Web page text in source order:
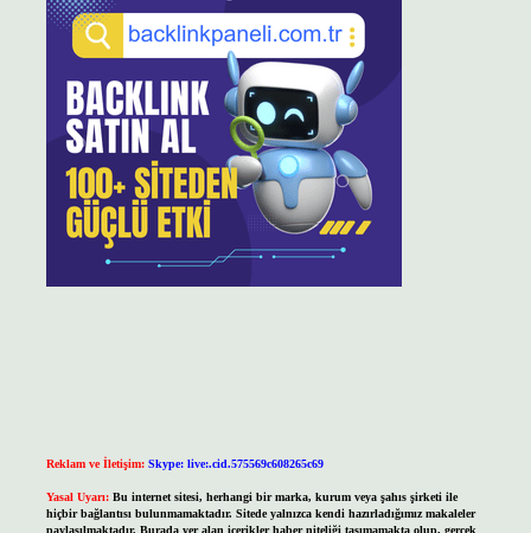
Reklam ve İletişim: Skype: live:.cid.575569c608265c69
Yasal Uyarı: Bu internet sitesi, herhangi bir marka, kurum veya şahıs şirketi ile
hiçbir bağlantısı bulunmamaktadır. Sitede yalnızca kendi hazırladığımız makaleler